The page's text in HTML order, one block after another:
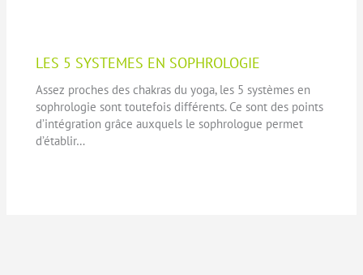
LES 5 SYSTEMES EN SOPHROLOGIE
Assez proches des chakras du yoga, les 5 systèmes en
sophrologie sont toutefois différents. Ce sont des points
d’intégration grâce auxquels le sophrologue permet
d’établir…